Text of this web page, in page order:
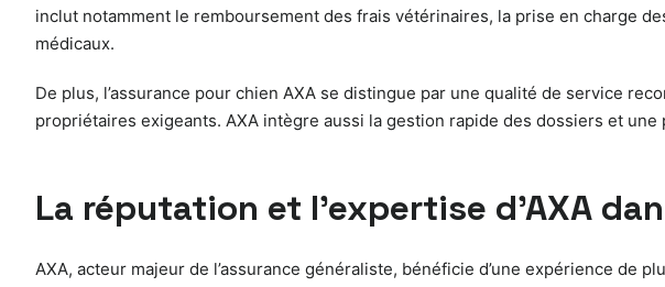
inclut notamment le remboursement des frais vétérinaires, la prise en charge
médicaux.
De plus, l’assurance pour chien AXA se distingue par une qualité de service
propriétaires exigeants. AXA intègre aussi la gestion rapide des dossiers et
La réputation et l’expertise d’AXA
AXA, acteur majeur de l’assurance généraliste, bénéficie d’une expérience de